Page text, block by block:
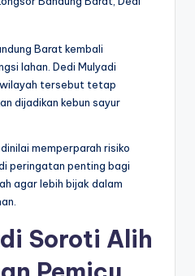
a
Barat kembali
lahan. Dedi Mulyadi
tersebut tetap
dijadikan kebun sayur
memperparah risiko
peringatan penting bagi
agar lebih bijak dalam
Soroti Alih